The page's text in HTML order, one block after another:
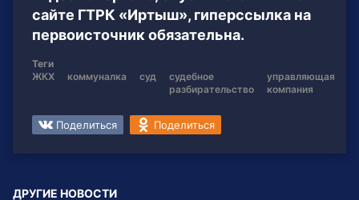
сайте ГТРК «Иртыш», гиперссылка на
первоисточник обязательна.
Теги
ЖКХ
коммуналка суд
судебное
разбирательство
управляющая
компания
Поделиться Поделиться
ДРУГИЕ НОВОСТИ